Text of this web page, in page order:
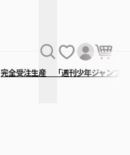
完全受注生産 「週刊少年ジャン